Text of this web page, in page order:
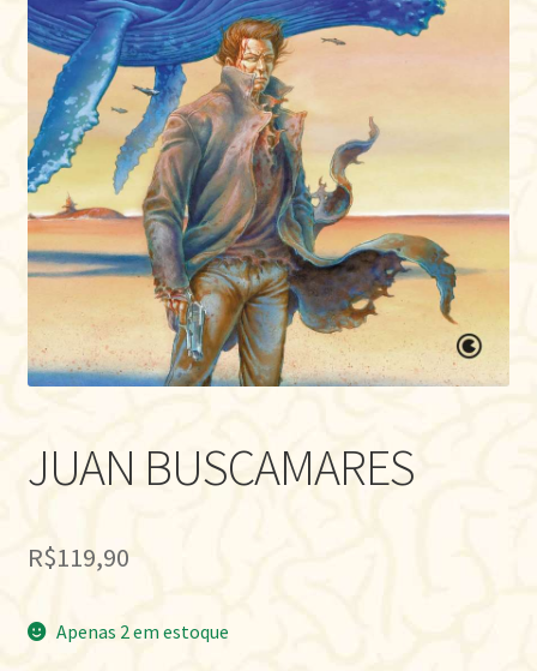
JUAN BUSCAMARES
R$119,90
Apenas 2 em estoque